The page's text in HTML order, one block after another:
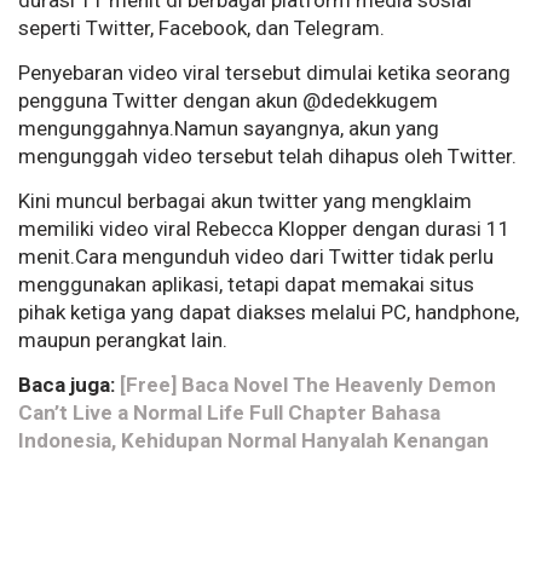
seperti Twitter, Facebook, dan Telegram.
Penyebaran video viral tersebut dimulai ketika seorang
pengguna Twitter dengan akun @dedekkugem
mengunggahnya.Namun sayangnya, akun yang
mengunggah video tersebut telah dihapus oleh Twitter.
Kini muncul berbagai akun twitter yang mengklaim
memiliki video viral Rebecca Klopper dengan durasi 11
menit.Cara mengunduh video dari Twitter tidak perlu
menggunakan aplikasi, tetapi dapat memakai situs
pihak ketiga yang dapat diakses melalui PC, handphone,
maupun perangkat lain.
Baca juga: [Free] Baca Novel The Heavenly Demon
Can’t Live a Normal Life Full Chapter Bahasa
Indonesia, Kehidupan Normal Hanyalah Kenangan